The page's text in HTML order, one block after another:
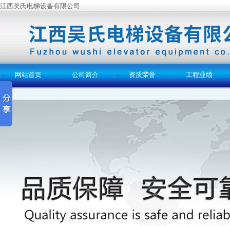
江西吴氏电梯设备有限公司
网站首页 公司简介 资质荣誉 工程业绩